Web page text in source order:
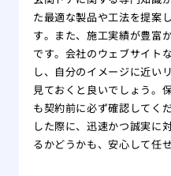
た最適な製品や工法を提案
す。また、施工実績が豊富
です。会社のウェブサイト
し、自分のイメージに近い
見ておくと良いでしょう。
も契約前に必ず確認してく
した際に、迅速かつ誠実に
るかどうかも、安心して任